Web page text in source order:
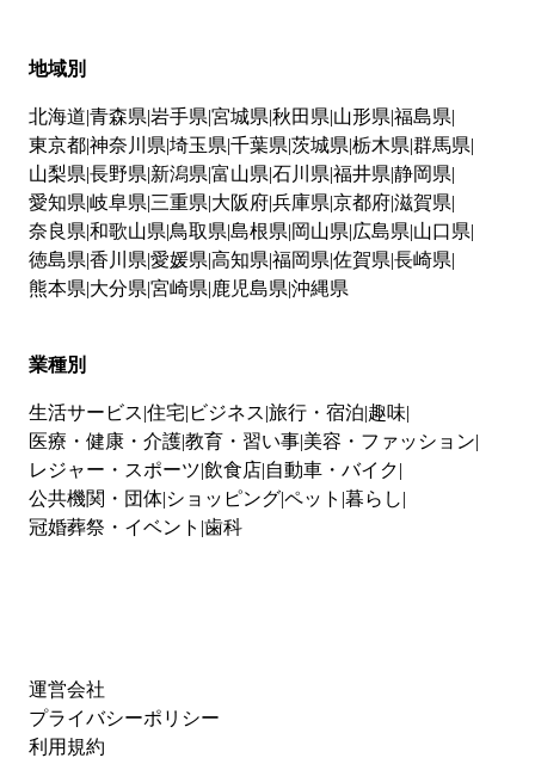
地域別
北海道 青森県 岩手県 宮城県 秋田県 山形県 福島県
東京都神奈川県 埼玉県 千葉県 茨城県 栃木県 群馬県
山梨県 長野県 新潟県 富山県 石川県 福井県 静岡県
愛知県 岐阜県 三重県 大阪府兵庫県 京都府滋賀県
奈良県 和歌山県 鳥取県 島根県 岡山県 広島県 山口県
徳島県 香川県 愛媛県 高知県 福岡県 佐賀県 長崎県
熊本県 大分県 宮崎県 鹿児島県 沖縄県
業種別
生活サービス 住宅 ビジネス 旅行・宿泊 趣味
医療・健康・介護教育・習い事 美容・ファッション
レジャー・スポーツ 飲食店 自動車・バイク
公共機関・団体 ショッピングペット 暮らし
冠婚葬祭・イベント 歯科
運営会社
プライバシーポリシー
利用規約